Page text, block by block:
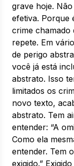
grave hoje.
efetiva. Porque
crime chamado
repete. Em
de perigo
você já está
abstrato. Isso
limitados os
novo texto,
abstrato. Tem
entender: “A
Como ela
entender. Tem
exigido.”